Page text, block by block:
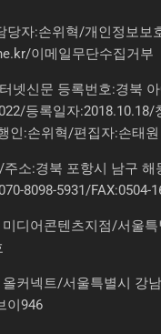
당자:손위혁/개인정보보
/이메일무단수집거부
넷신문 등록번호:경북
등록일자:2018.10.18/
인:손위혁/편집자:손태원
소:경북 포항시 남구 해
8098-5931/FAX:0504-
디어콘텐츠지점/서울
커넥트/서울특별시 강
이946